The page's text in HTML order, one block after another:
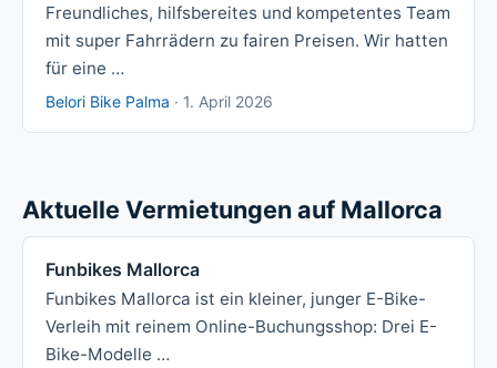
Freundliches, hilfsbereites und kompetentes Team
mit super Fahrrädern zu fairen Preisen. Wir hatten
für eine …
Belori Bike Palma · 1. April 2026
Aktuelle Vermietungen auf Mallorca
Funbikes Mallorca
Funbikes Mallorca ist ein kleiner, junger E-Bike-
Verleih mit reinem Online-Buchungsshop: Drei E-
Bike-Modelle …